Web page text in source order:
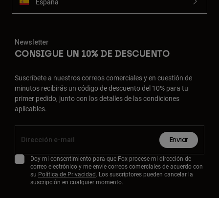
Newsletter
CONSIGUE UN 10% DE DESCUENTO
Suscríbete a nuestros correos comerciales y en cuestión de
minutos recibirás un código de descuento del 10% para tu
primer pedido, junto con los detalles de las condiciones
aplicables.
Enviar
Doy mi consentimiento para que Fox procese mi dirección de
correo electrónico y me envíe correos comerciales de acuerdo con
su Política de Privacidad. Los suscriptores pueden cancelar la
suscripción en cualquier momento.